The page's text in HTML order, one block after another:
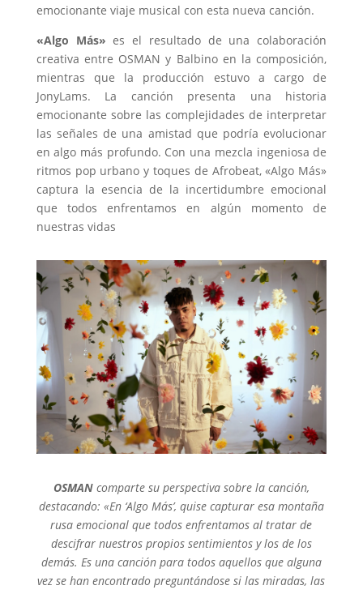
emocionante viaje musical con esta nueva canción.
«Algo Más» es el resultado de una colaboración
creativa entre OSMAN y Balbino en la composición,
mientras que la producción estuvo a cargo de
JonyLams. La canción presenta una historia
emocionante sobre las complejidades de interpretar
las señales de una amistad que podría evolucionar
en algo más profundo. Con una mezcla ingeniosa de
ritmos pop urbano y toques de Afrobeat, «Algo Más»
captura la esencia de la incertidumbre emocional
que todos enfrentamos en algún momento de
nuestras vidas
OSMANcomparte su perspectiva sobre la canción,
destacando: «En ‘Algo Más’, quise capturar esa montaña
rusa emocional que todos enfrentamos al tratar de
descifrar nuestros propios sentimientos y los de los
demás. Es una canción para todos aquellos que alguna
vez se han encontrado preguntándose si las miradas, las